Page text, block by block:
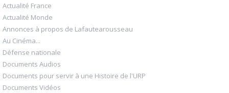
Actualité France
Actualité Monde
Annonces à propos de Lafautearousseau
Au Cinéma...
Défense nationale
Documents Audios
Documents pour servir à une Histoire de l'URP
Documents Vidéos